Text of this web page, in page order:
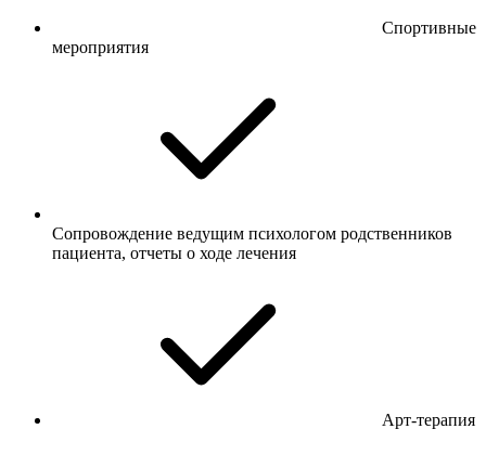
Спортивные
мероприятия
Сопровождение ведущим психологом родственников
пациента, отчеты о ходе лечения
Арт-терапия